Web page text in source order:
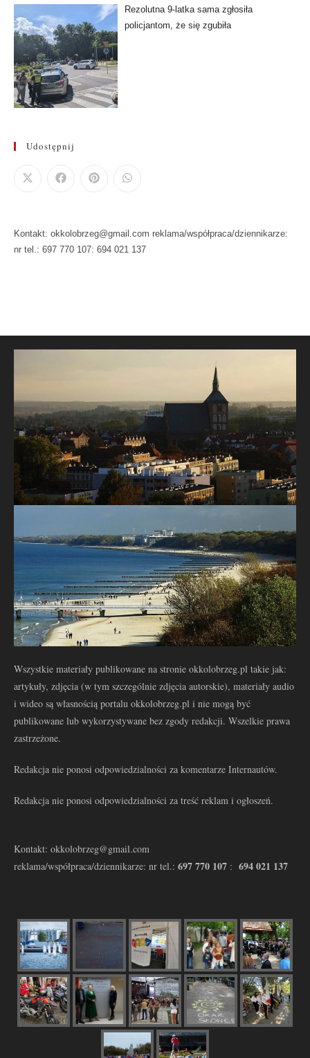
Rezolutna 9-latka sama zgłosiła
policjantom, że się zgubiła
Udostępnij
Kontakt: okkolobrzeg@gmail.com reklama/współpraca/dziennikarze:
nr tel.: 697 770 107: 694 021 137
Wszystkie materiały publikowane na stronie okkolobrzeg.pl takie jak:
artykuły, zdjęcia (w tym szczególnie zdjęcia autorskie), materiały audio
i wideo są własnością portalu okkolobrzeg.pl i nie mogą być
publikowane lub wykorzystywane bez zgody redakcji. Wszelkie prawa
zastrzeżone.
Redakcja nie ponosi odpowiedzialności za komentarze Internautów.
Redakcja nie ponosi odpowiedzialności za treść reklam i ogłoszeń.
Kontakt: okkolobrzeg@gmail.com
reklama/współpraca/dziennikarze: nr tel.: 697 770 107 : 694 021 137